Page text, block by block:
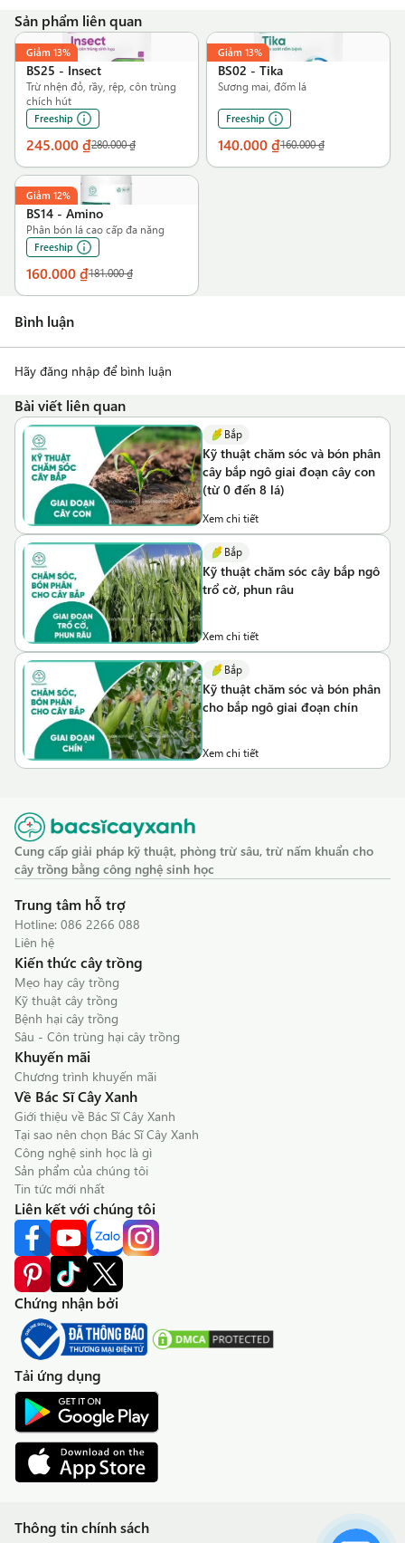
Sản phẩm liên quan
Giảm 13%
BS25 - Insect
Trừ nhện đỏ, rầy, rệp, côn trùng
chích hút
Freeship
245.000 ₫280.000 ₫
Giảm 13%
BS02 - Tika
Sương mai, đốm lá
Freeship
140.000 ₫160.000 ₫
Giảm 12%
BS14 - Amino
Phân bón lá cao cấp đa năng
Freeship
160.000 ₫181.000 ₫
Bình luận
Hãy đăng nhập để bình luận
Bài viết liên quan
Bắp
Kỹ thuật chăm sóc và bón phân
cây bắp ngô giai đoạn cây con
(từ 0 đến 8 lá)
Xem chi tiết
Bắp
Kỹ thuật chăm sóc cây bắp ngô
trổ cờ, phun râu
Xem chi tiết
Bắp
Kỹ thuật chăm sóc và bón phân
cho bắp ngô giai đoạn chín
Xem chi tiết
Cung cấp giải pháp kỹ thuật, phòng trừ sâu, trừ nấm khuẩn cho
cây trồng bằng công nghệ sinh học
Trung tâm hỗ trợ
Hotline: 086 2266 088
Liên hệ
Kiến thức cây trồng
Mẹo hay cây trồng
Kỹ thuật cây trồng
Bệnh hại cây trồng
Sâu - Côn trùng hại cây trồng
Khuyến mãi
Chương trình khuyến mãi
Về Bác Sĩ Cây Xanh
Giới thiệu về Bác Sĩ Cây Xanh
Tại sao nên chọn Bác Sĩ Cây Xanh
Công nghệ sinh học là gì
Sản phẩm của chúng tôi
Tin tức mới nhất
Liên kết với chúng tôi
Chứng nhận bởi
Tải ứng dụng
Thông tin chính sách